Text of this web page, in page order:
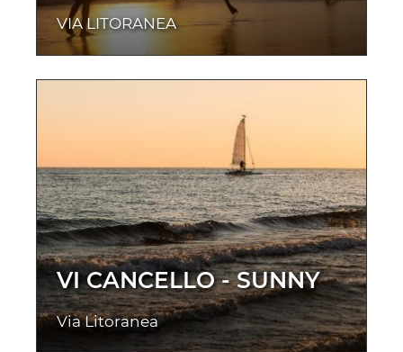
VIA LITORANEA
VI CANCELLO - SUNNY
Via Litoranea